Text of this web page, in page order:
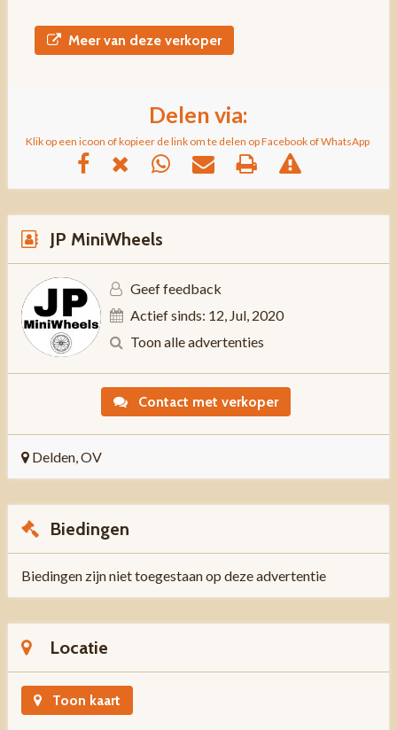
Meer van deze verkoper
Delen via:
Klik op een icoon of kopieer de link om te delen op Facebook of WhatsApp
JP MiniWheels
Geef feedback
Actief sinds: 12, Jul, 2020
Toon alle advertenties
Contact met verkoper
Delden, OV
Biedingen
Biedingen zijn niet toegestaan op deze advertentie
Locatie
Toon kaart